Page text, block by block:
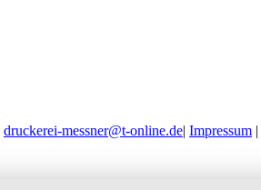
druckerei-messner@t-online.de| Impressum |